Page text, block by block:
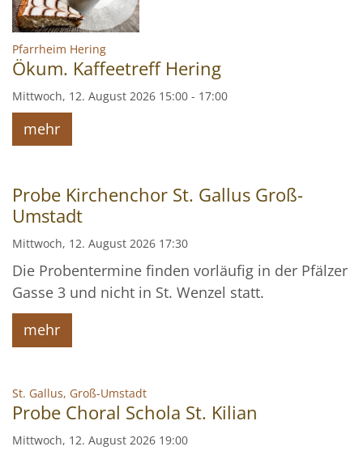
Pfarrheim Hering:
Ökum. Kaffeetreff Hering
Mittwoch, 12. August 2026 15:00 - 17:00
mehr
Probe Kirchenchor St. Gallus Groß-
Umstadt
Mittwoch, 12. August 2026 17:30
Die Probentermine finden vorläufig in der Pfälzer
Gasse 3 und nicht in St. Wenzel statt.
mehr
St. Gallus, Groß-Umstadt:
Probe Choral Schola St. Kilian
Mittwoch, 12. August 2026 19:00